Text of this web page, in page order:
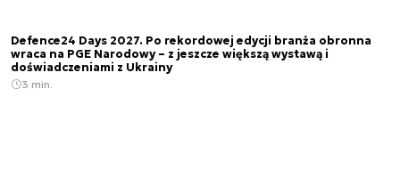
Defence24 Days 2027. Po rekordowej edycji branża obronna
wraca na PGE Narodowy – z jeszcze większą wystawą i
doświadczeniami z Ukrainy
3 min.